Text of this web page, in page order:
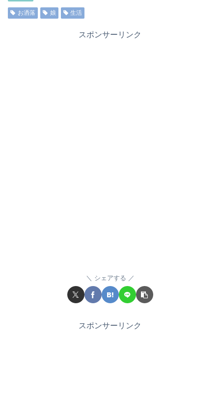
お洒落 娘 生活
スポンサーリンク
シェアする
スポンサーリンク